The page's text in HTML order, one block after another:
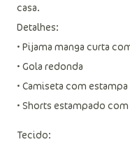
casa.
Detalhes:
• Pijama manga curta
• Gola redonda
• Camiseta com
• Shorts estampado
Tecido: